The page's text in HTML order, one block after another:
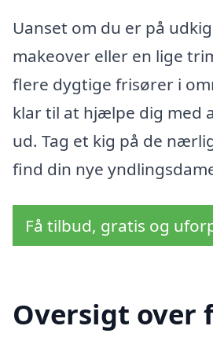
Uanset om du er på
makeover eller en lige
flere dygtige frisører i
klar til at hjælpe dig med
ud. Tag et kig på de
find din nye
Få tilbud, gratis og
Oversigt over